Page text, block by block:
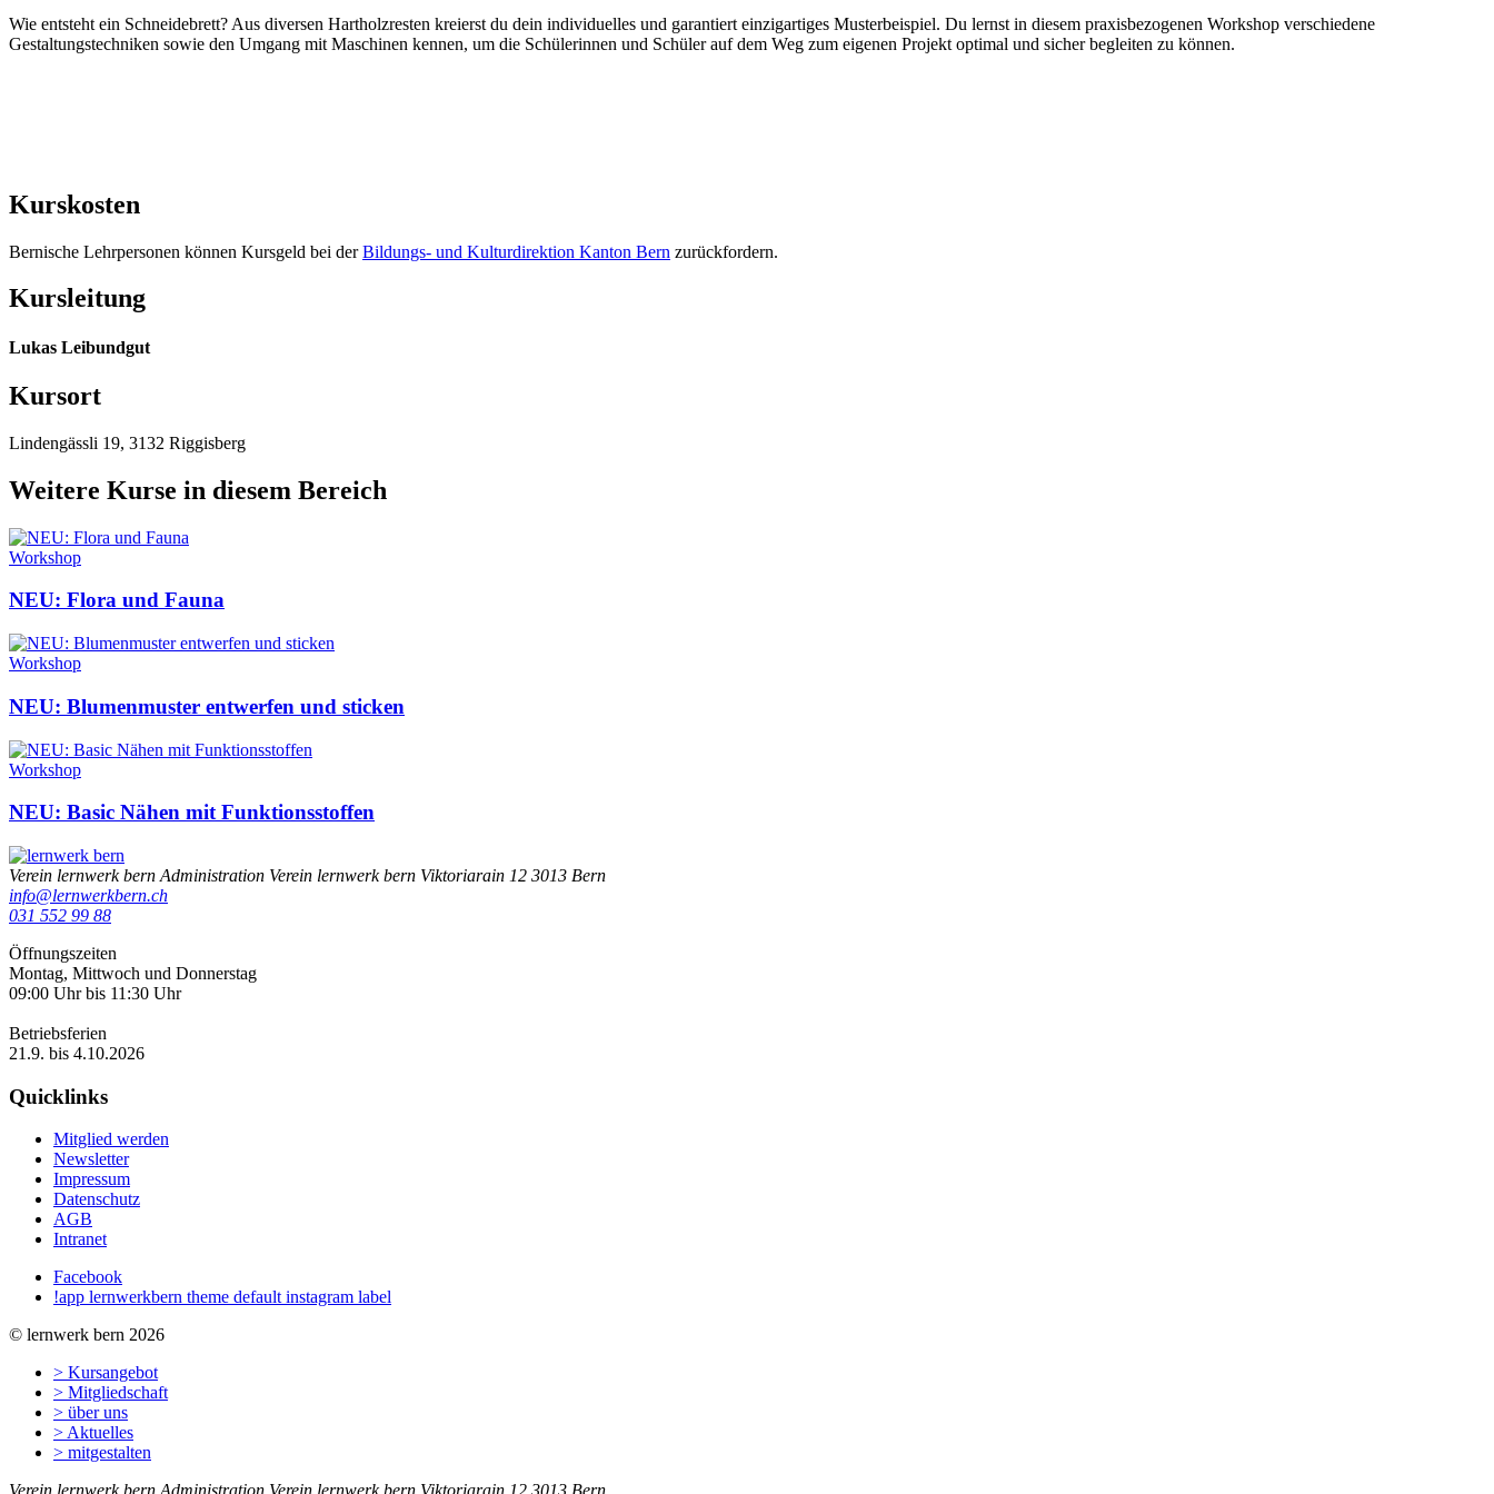
Wie entsteht ein Schneidebrett? Aus diversen Hartholzresten kreierst du dein individuelles und garantiert einzigartiges Musterbeispiel. Du lernst in diesem praxisbezogenen Workshop verschiedene
Gestaltungstechniken sowie den Umgang mit Maschinen kennen, um die Schülerinnen und Schüler auf dem Weg zum eigenen Projekt optimal und sicher begleiten zu können.
Kurskosten
Bernische Lehrpersonen können Kursgeld bei derBildungs- und Kulturdirektion Kanton Bern zurückfordern.
Kursleitung
Lukas Leibundgut
Kursort
Lindengässli 19, 3132 Riggisberg
Weitere Kurse in diesem Bereich
Workshop
NEU: Flora und Fauna
Workshop
NEU: Blumenmuster entwerfen und sticken
Workshop
NEU: Basic Nähen mit Funktionsstoffen
Verein lernwerk bern Administration Verein lernwerk bern Viktoriarain 12 3013 Bern
info@lernwerkbern.ch
031 552 99 88
Öffnungszeiten
Montag, Mittwoch und Donnerstag
09:00 Uhr bis 11:30 Uhr
Betriebsferien
21.9. bis 4.10.2026
Quicklinks
Mitglied werden
Newsletter
Impressum
Datenschutz
AGB
Intranet
Facebook
!app lernwerkbern theme default instagram label
© lernwerk bern 2026
> Kursangebot
> Mitgliedschaft
> über uns
> Aktuelles
> mitgestalten